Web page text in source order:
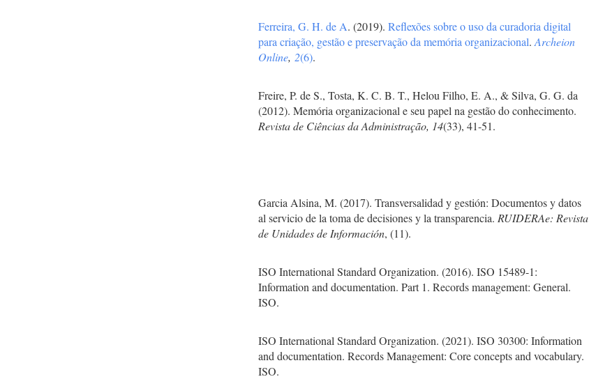
Ferreira, G. H. de A. (2019).Reflexões sobre o uso da curadoria digital
para criação, gestão e preservação da memória organizacional.Archeion
Online,2(6).
Freire, P. de S., Tosta, K. C. B. T., Helou Filho, E. A., & Silva, G. G. da
(2012). Memória organizacional e seu papel na gestão do conhecimento.
Revista de Ciências da Administração, 14(33), 41-51.
Garcia Alsina, M. (2017). Transversalidad y gestión: Documentos y datos
al servicio de la toma de decisiones y la transparencia.RUIDERAe: Revista
de Unidades de Información, (11).
ISO International Standard Organization. (2016). ISO 15489-1:
Information and documentation. Part 1. Records management: General.
ISO.
ISO International Standard Organization. (2021). ISO 30300: Information
and documentation. Records Management: Core concepts and vocabulary.
ISO.